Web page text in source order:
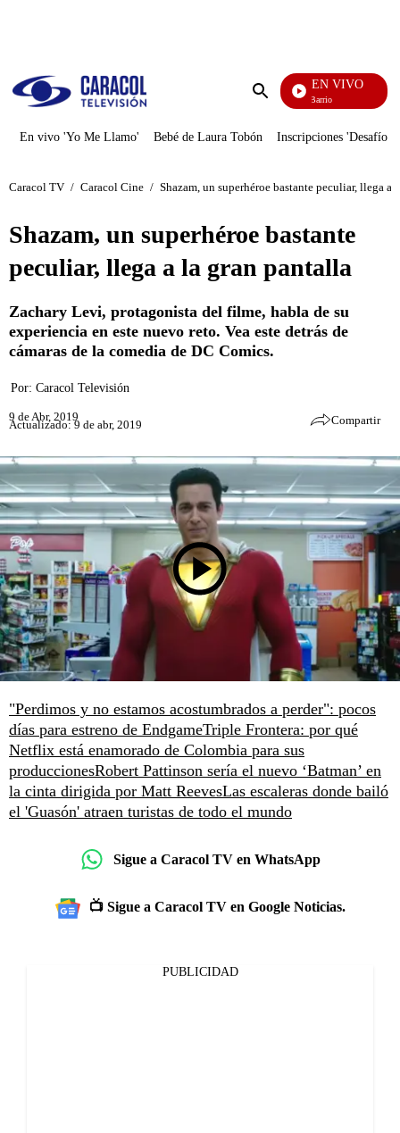
Enviar
EN VIVO
María La Del Barrio
En vivo 'Yo Me Llamo' Bebé de Laura Tobón Inscripciones 'Desafío'
Caracol TV / Caracol Cine / Shazam, un superhéroe bastante peculiar, llega a
Shazam, un superhéroe bastante
peculiar, llega a la gran pantalla
Zachary Levi, protagonista del filme, habla de su
experiencia en este nuevo reto. Vea este detrás de
cámaras de la comedia de DC Comics.
Por: Caracol Televisión
9 de Abr, 2019
Actualizado: 9 de abr, 2019 Compartir
"Perdimos y no estamos acostumbrados a perder": pocos
días para estreno de EndgameTriple Frontera: por qué
Netflix está enamorado de Colombia para sus
produccionesRobert Pattinson sería el nuevo ‘Batman’ en
la cinta dirigida por Matt ReevesLas escaleras donde bailó
el 'Guasón' atraen turistas de todo el mundo
Sigue a Caracol TV en WhatsApp
📺 Sigue a Caracol TV en Google Noticias.
PUBLICIDAD